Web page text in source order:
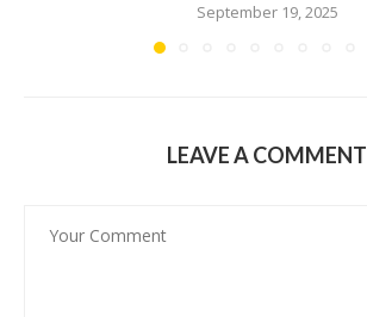
September 19, 2025
LEAVE A COMMENT